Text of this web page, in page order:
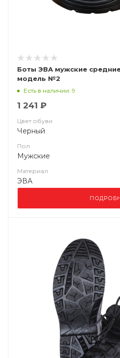
Боты ЭВА мужские
модель №2
Есть в наличии: 9
1 241 ₽
Цвет обуви
Черный
Пол
Мужские
Материал
ЭВА